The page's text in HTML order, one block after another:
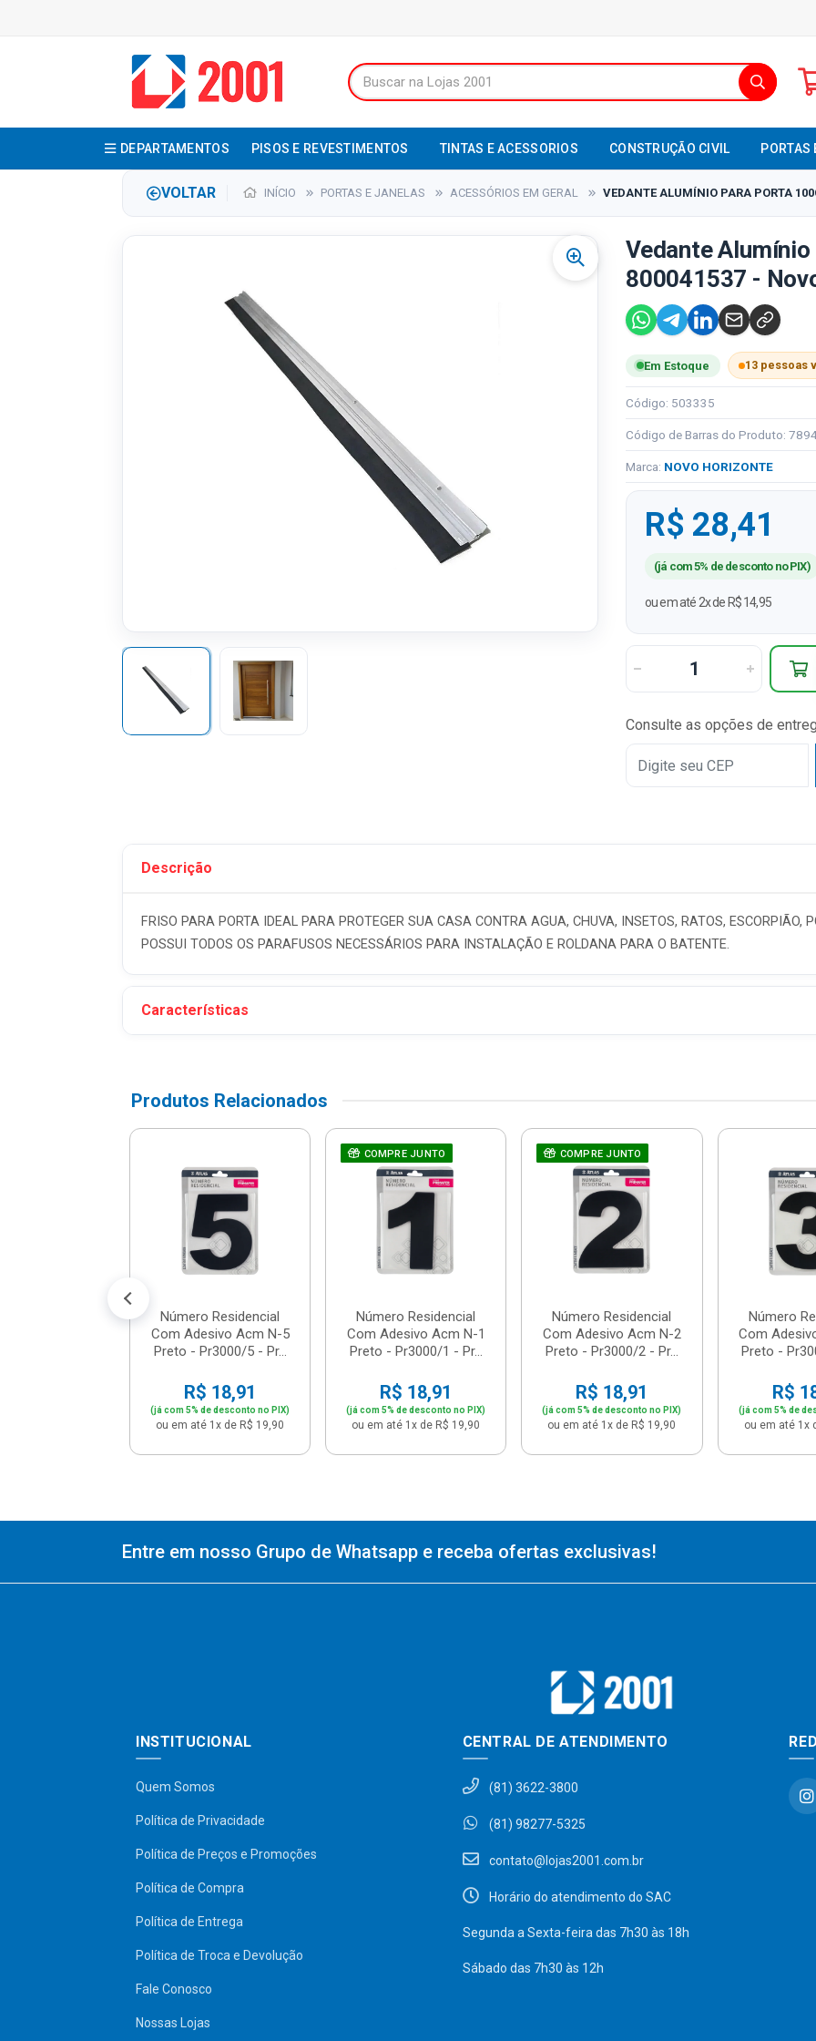
DEPARTAMENTOS PISOS E REVESTIMENTOS TINTAS E ACESSORIOS CONSTRUÇÃO CIVIL PORTAS
VOLTAR INÍCIO PORTAS E JANELAS ACESSÓRIOS EM GERAL VEDANTE ALUMÍNIO PARA PORTA
Vedante
800041537 -
Em Estoque 13 pessoas
Código: 503335
Código de Barras do Produto:
Marca: NOVO HORIZONTE
R$ 28,41
(já com 5% de desconto no PIX)
ou em até 2x de R$ 14,95
Consulte as opções de
Descrição
FRISO PARA PORTA IDEAL PARA PROTEGER SUA CASA CONTRA AGUA, CHUVA, INSETOS, RATOS, ESCORPIÃO,
POSSUI TODOS OS PARAFUSOS NECESSÁRIOS PARA INSTALAÇÃO E ROLDANA PARA O BATENTE.
Características
Produtos Relacionados
Número Residencial
Com Adesivo Acm N-5
Preto - Pr3000/5 - Pr...
R$ 18,91
(já com 5% de desconto no PIX)
ou em até 1x de R$ 19,90
COMPRE JUNTO
Número Residencial
Com Adesivo Acm N-1
Preto - Pr3000/1 - Pr...
R$ 18,91
(já com 5% de desconto no PIX)
ou em até 1x de R$ 19,90
COMPRE JUNTO
Número Residencial
Com Adesivo Acm N-2
Preto - Pr3000/2 - Pr...
R$ 18,91
(já com 5% de desconto no PIX)
ou em até 1x de R$ 19,90
Número
Com
Preto -
R$
(já com 5% de
ou em até 1x
Entre em nosso Grupo de Whatsapp e receba ofertas exclusivas!
INSTITUCIONAL
Quem Somos
Política de Privacidade
Política de Preços e Promoções
Política de Compra
Política de Entrega
Política de Troca e Devolução
Fale Conosco
Nossas Lojas
CENTRAL DE ATENDIMENTO
(81) 3622-3800
(81) 98277-5325
contato@lojas2001.com.br
Horário do atendimento do SAC
Segunda a Sexta-feira das 7h30 às 18h
Sábado das 7h30 às 12h